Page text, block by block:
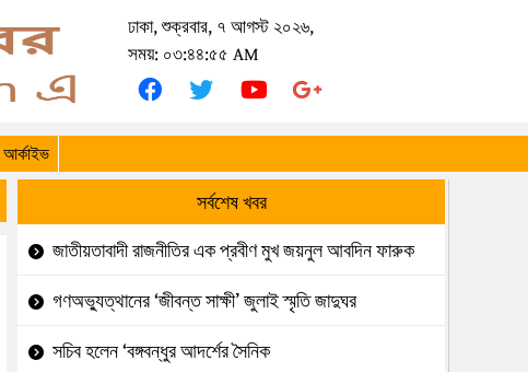
ঢাকা, শুক্রবার, ৭ আগস্ট ২০২৬,
সময়: ০৩:৪৪:৫৫ AM
আর্কাইভ
সর্বশেষ খবর
জাতীয়তাবাদী রাজনীতির এক প্রবীণ মুখ জয়নুল আবদিন ফারুক
গণঅভ্যুত্থানের ‘জীবন্ত সাক্ষী’ জুলাই স্মৃতি জাদুঘর
সচিব হলেন ‘বঙ্গবন্ধুর আদর্শের সৈনিক